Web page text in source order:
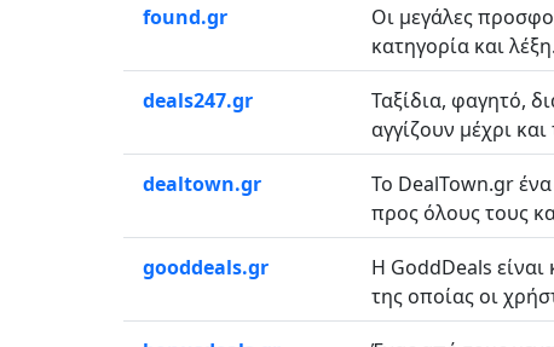
found.gr
Οι μεγάλες
κατηγορία και
deals247.gr
Ταξίδια, φαγητό,
αγγίζουν μέχρι και
dealtown.gr
Το DealTown.gr
προς όλους τους
gooddeals.gr
H GoddDeals
της οποίας οι